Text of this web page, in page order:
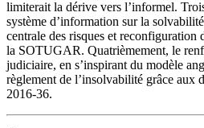
limiterait la dérive vers l’informel.
système d’information sur la
centrale des risques et reconfiguration
la SOTUGAR. Quatrièmement, le
judiciaire, en s’inspirant du modèle
règlement de l’insolvabilité grâce aux
2016-36.